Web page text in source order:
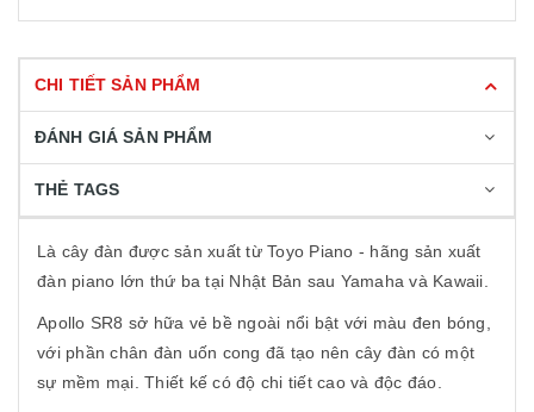
CHI TIẾT SẢN PHẨM
ĐÁNH GIÁ SẢN PHẨM
THẺ TAGS
Là cây đàn được sản xuất từ Toyo Piano - hãng sản xuất
đàn piano lớn thứ ba tại Nhật Bản sau Yamaha và Kawaii.
Apollo SR8 sở hữa vẻ bề ngoài nổi bật với màu đen bóng,
với phần chân đàn uốn cong đã tạo nên cây đàn có một
sự mềm mại. Thiết kế có độ chi tiết cao và độc đáo.